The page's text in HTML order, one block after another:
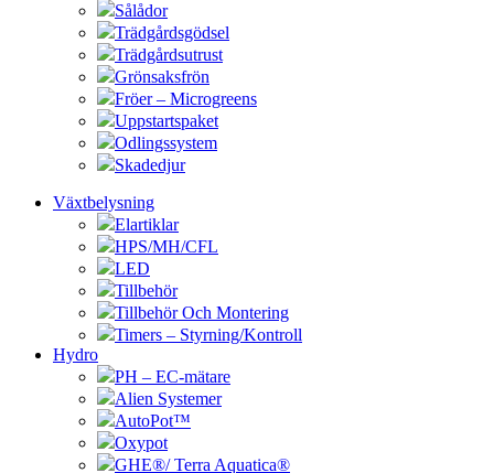
Sålådor
Trädgårdsgödsel
Trädgårdsutrust
Grönsaksfrön
Fröer – Microgreens
Uppstartspaket
Odlingssystem
Skadedjur
Växtbelysning
Elartiklar
HPS/MH/CFL
LED
Tillbehör
Tillbehör Och Montering
Timers – Styrning/Kontroll
Hydro
PH – EC-mätare
Alien Systemer
AutoPot™
Oxypot
GHE®/ Terra Aquatica®